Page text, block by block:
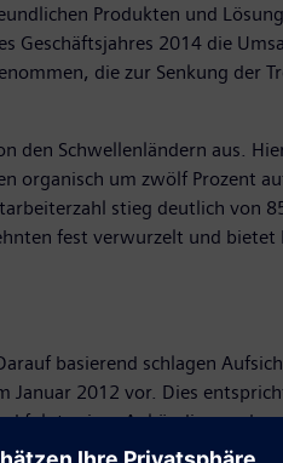
Produkten und
Geschäftsjahres 2014 die
die zur Senkung der
den Schwellenländern aus.
organisch um zwölf Prozent
stieg deutlich
fest verwurzelt und
basierend schlagen
2012 vor. Dies
folgt seiner Ankündigung,